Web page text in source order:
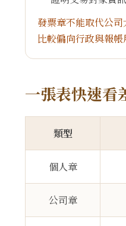
發票章不能取代公司
比較偏向行政與報帳
一張表快速看
類型
個人章
公司章